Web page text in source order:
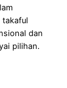
takaful
dan
pilihan.